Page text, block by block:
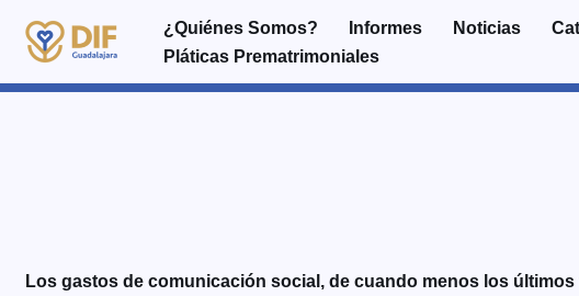
Saltar
al
¿Quiénes Somos? Informes Noticias
Pláticas Prematrimoniales
Los gastos de comunicación social, de cuando menos los